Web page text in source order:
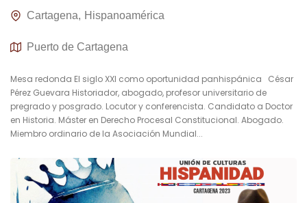
Cartagena Hispanoamérica
Puerto de Cartagena
Mesa redonda El siglo XXI como oportunidad panhispánica César
Pérez Guevara Historiador, abogado, profesor universitario de
pregrado y posgrado. Locutor y conferencista. Candidato a Doctor
en Historia. Máster en Derecho Procesal Constitucional. Abogado.
Miembro ordinario de la Asociación Mundial...